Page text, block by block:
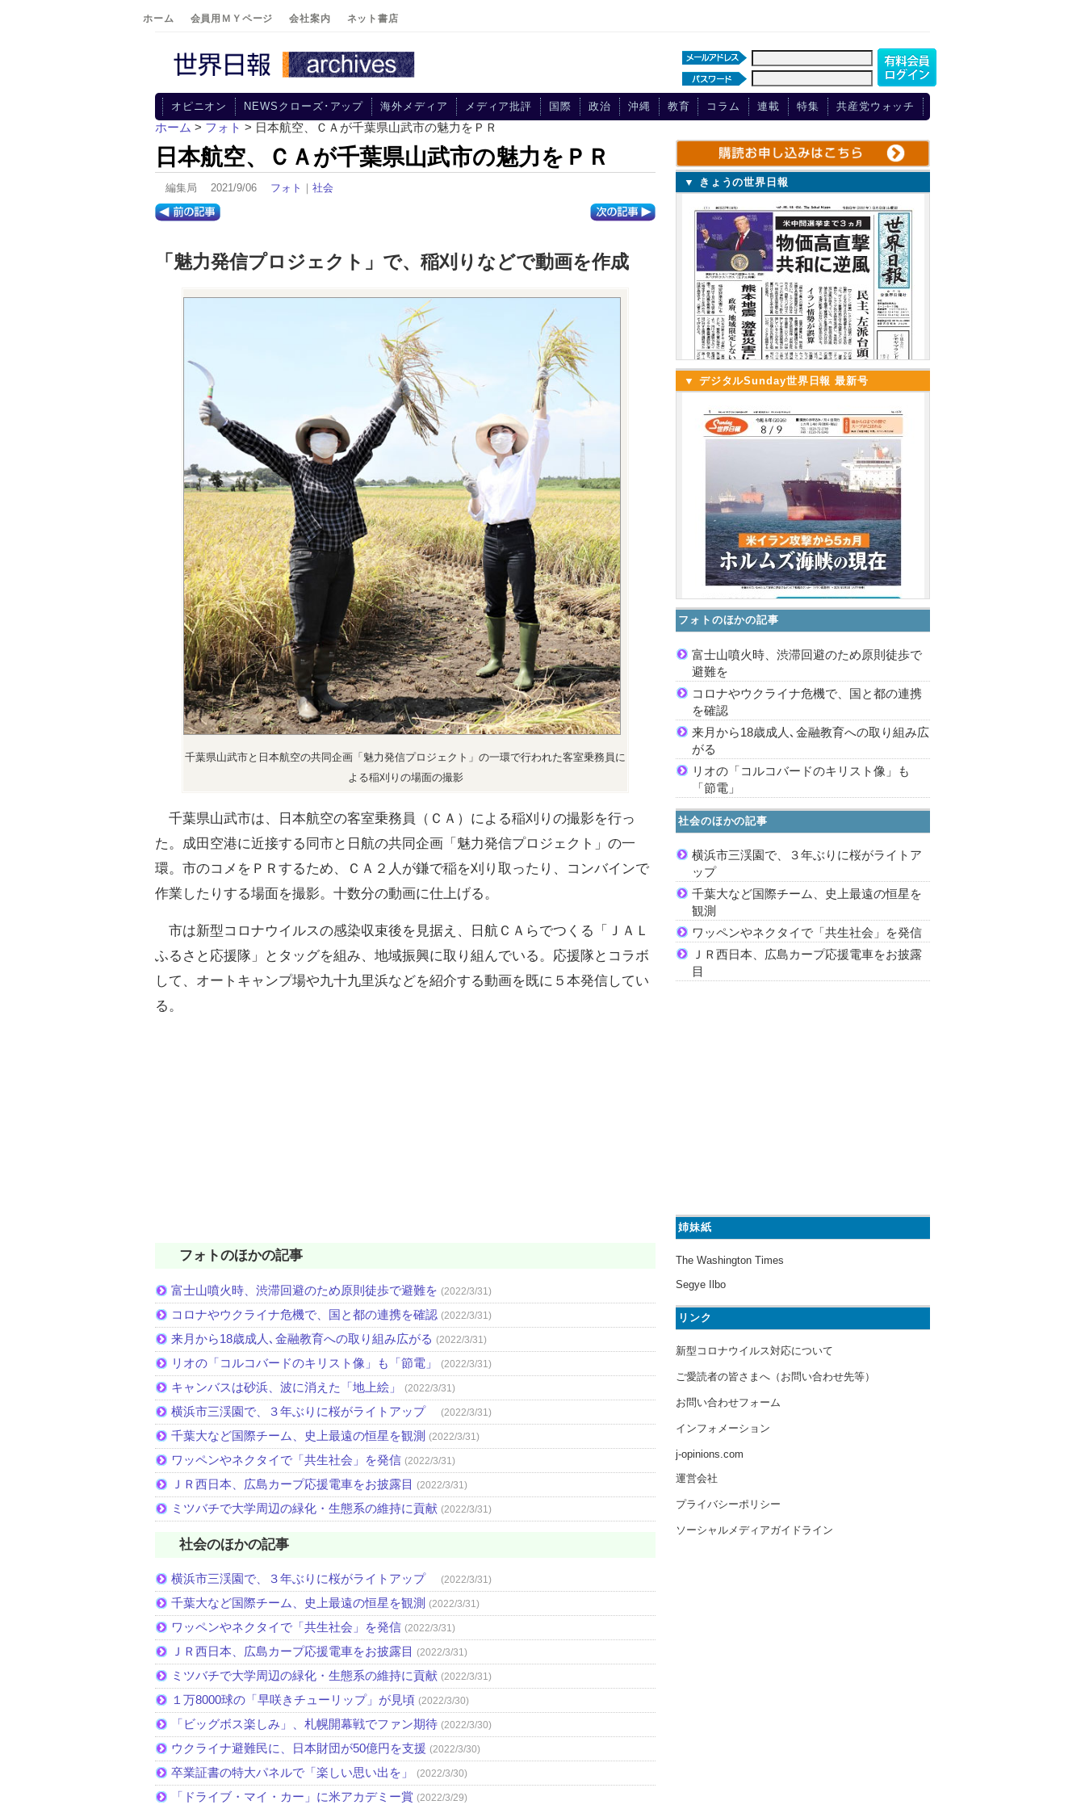
ホーム 会員用ＭＹページ 会社案内 ネット書店
オピニオン NEWSクローズ･アップ 海外メディア メディア批評 国際 政治 沖縄 教育 コラム 連載 特集 共産党ウォッチ
ホーム > フォト > 日本航空、ＣＡが千葉県山武市の魅力をＰＲ
日本航空、ＣＡが千葉県山武市の魅力をＰＲ
編集局 2021/9/06 フォト ｜ 社会
「魅力発信プロジェクト」で、稲刈りなどで動画を作成
千葉県山武市と日本航空の共同企画「魅力発信プロジェクト」の一環で行われた客室乗務員に
よる稲刈りの場面の撮影
千葉県山武市は、日本航空の客室乗務員（ＣＡ）による稲刈りの撮影を行っ
た。成田空港に近接する同市と日航の共同企画「魅力発信プロジェクト」の一
環。市のコメをＰＲするため、ＣＡ２人が鎌で稲を刈り取ったり、コンバインで
作業したりする場面を撮影。十数分の動画に仕上げる。
市は新型コロナウイルスの感染収束後を見据え、日航ＣＡらでつくる「ＪＡＬ
ふるさと応援隊」とタッグを組み、地域振興に取り組んでいる。応援隊とコラボ
して、オートキャンプ場や九十九里浜などを紹介する動画を既に５本発信してい
る。
フォトのほかの記事
富士山噴火時、渋滞回避のため原則徒歩で避難を (2022/3/31)
コロナやウクライナ危機で、国と都の連携を確認 (2022/3/31)
来月から18歳成人､金融教育への取り組み広がる (2022/3/31)
リオの「コルコバードのキリスト像」も「節電」 (2022/3/31)
キャンバスは砂浜、波に消えた「地上絵」 (2022/3/31)
横浜市三渓園で、３年ぶりに桜がライトアップ (2022/3/31)
千葉大など国際チーム、史上最遠の恒星を観測 (2022/3/31)
ワッペンやネクタイで「共生社会」を発信 (2022/3/31)
ＪＲ西日本、広島カープ応援電車をお披露目 (2022/3/31)
ミツバチで大学周辺の緑化・生態系の維持に貢献 (2022/3/31)
社会のほかの記事
横浜市三渓園で、３年ぶりに桜がライトアップ (2022/3/31)
千葉大など国際チーム、史上最遠の恒星を観測 (2022/3/31)
ワッペンやネクタイで「共生社会」を発信 (2022/3/31)
ＪＲ西日本、広島カープ応援電車をお披露目 (2022/3/31)
ミツバチで大学周辺の緑化・生態系の維持に貢献 (2022/3/31)
１万8000球の「早咲きチューリップ」が見頃 (2022/3/30)
「ビッグボス楽しみ」、札幌開幕戦でファン期待 (2022/3/30)
ウクライナ避難民に、日本財団が50億円を支援 (2022/3/30)
卒業証書の特大パネルで「楽しい思い出を」 (2022/3/30)
「ドライブ・マイ・カー」に米アカデミー賞 (2022/3/29)
▼ きょうの世界日報
▼ デジタルSunday世界日報 最新号
フォトのほかの記事
富士山噴火時、渋滞回避のため原則徒歩で
避難を
コロナやウクライナ危機で、国と都の連携
を確認
来月から18歳成人､金融教育への取り組み広
がる
リオの「コルコバードのキリスト像」も
「節電」
社会のほかの記事
横浜市三渓園で、３年ぶりに桜がライトア
ップ
千葉大など国際チーム、史上最遠の恒星を
観測
ワッペンやネクタイで「共生社会」を発信
ＪＲ西日本、広島カープ応援電車をお披露
目
姉妹紙
The Washington Times
Segye Ilbo
リンク
新型コロナウイルス対応について
ご愛読者の皆さまへ（お問い合わせ先等）
お問い合わせフォーム
インフォメーション
j-opinions.com
運営会社
プライバシーポリシー
ソーシャルメディアガイドライン